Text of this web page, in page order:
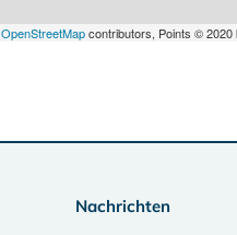
OpenStreetMapcontributors, Points © 2020
Nachrichten